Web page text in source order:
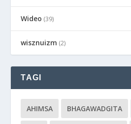
Wideo (39)
wisznuizm (2)
TAGI
AHIMSA BHAGAWADGITA